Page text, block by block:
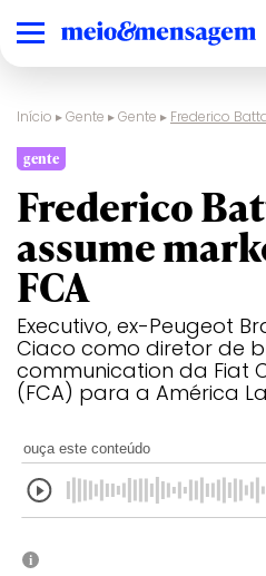
Início ▸Gente ▸Gente ▸ Frederico
gente
Frederico
assume
FCA
Executivo, ex-Peugeot
Ciaco como diretor de
communication da Fiat
(FCA) para a América
ouça este conteúdo
i